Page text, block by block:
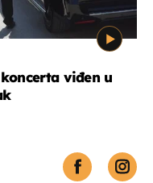
viđen u